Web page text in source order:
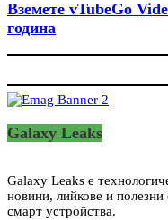
Вземете vTubeGo
година
Galaxy Leaks
Galaxy Leaks е
новини, лийкове и
смарт устройства.